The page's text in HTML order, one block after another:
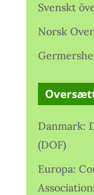
Svenskt
Norsk
Danmark:
(DOF)
Europa: